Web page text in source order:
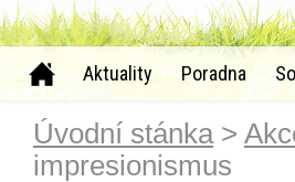
Aktuality Poradna
Úvodní stánka>
impresionismus